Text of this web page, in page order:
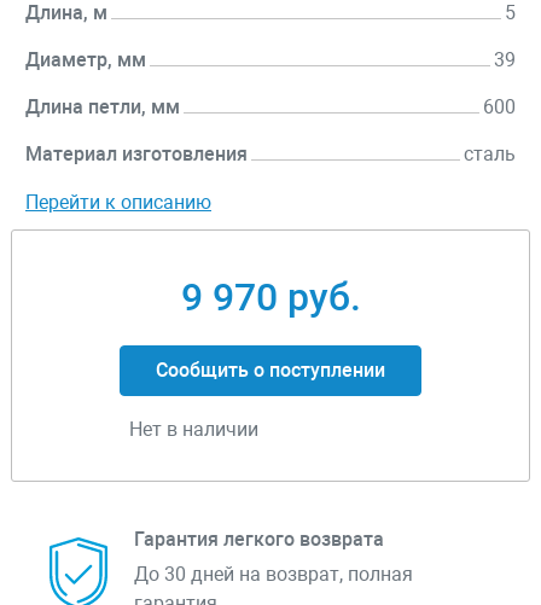
Длина, м 5
Диаметр, мм 39
Длина петли, мм 600
Материал изготовления сталь
Перейти к описанию
9 970 руб.
Сообщить о поступлении
Нет в наличии
Гарантия легкого возврата
До 30 дней на возврат, полная